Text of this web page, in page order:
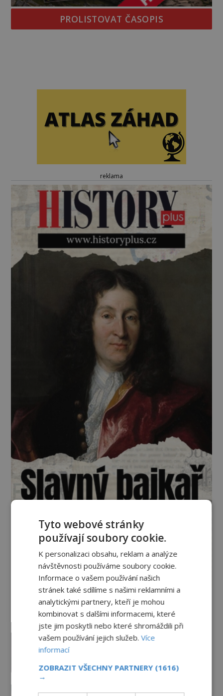
PROLISTOVAT ČASOPIS
reklama
Vesmír a technologie
Podivné události roku 2023: Jsou
Američané v obležení UFO?
Tyto webové stránky
používají soubory cookie.
K personalizaci obsahu, reklam a analýze
návštěvnosti používáme soubory cookie.
Informace o vašem používání našich
stránek také sdílíme s našimi reklamními a
analytickými partnery, kteří je mohou
kombinovat s dalšími informacemi, které
jste jim poskytli nebo které shromáždili při
vašem používání jejich služeb.Více
informací
ZOBRAZIT VŠECHNY PARTNERY (1616)
→